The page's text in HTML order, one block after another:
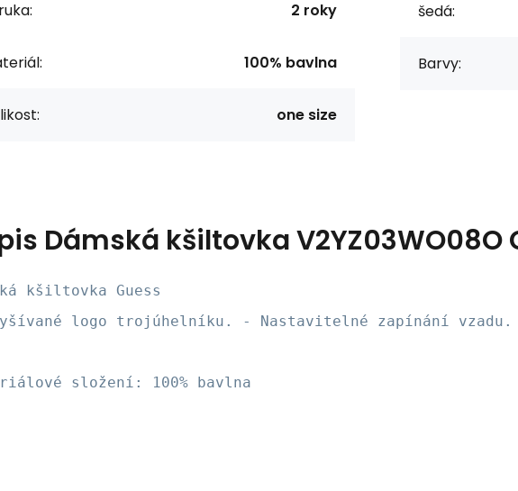
2 roky
100% bavlna
one size
šedá:
Barvy:
Dámská kšiltovka V2YZ03WO08O
kšiltovka Guess
logo trojúhelníku. - Nastavitelné zapínání vzadu.
složení: 100% bavlna